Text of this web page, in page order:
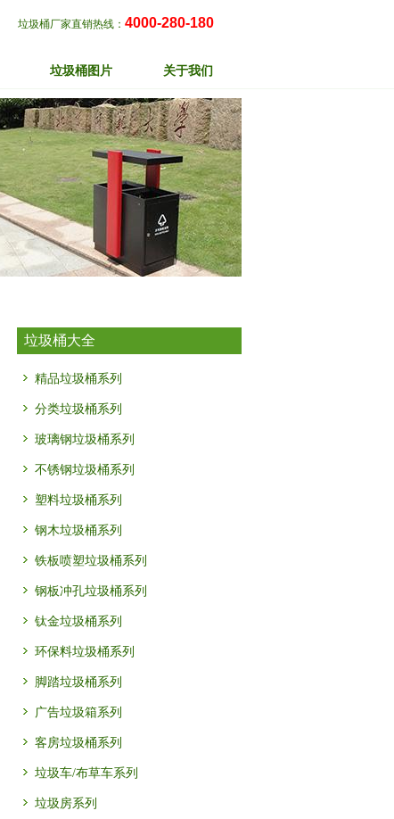
垃圾桶厂家直销热线： 4000-280-180
垃圾桶图片 关于我们
垃圾桶大全
精品垃圾桶系列
分类垃圾桶系列
玻璃钢垃圾桶系列
不锈钢垃圾桶系列
塑料垃圾桶系列
钢木垃圾桶系列
铁板喷塑垃圾桶系列
钢板冲孔垃圾桶系列
钛金垃圾桶系列
环保料垃圾桶系列
脚踏垃圾桶系列
广告垃圾箱系列
客房垃圾桶系列
垃圾车/布草车系列
垃圾房系列